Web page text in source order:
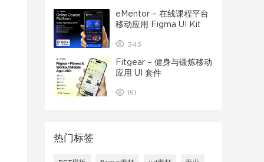
eMentor – 在线课程平台
移动应用 Figma UI Kit
343
Fitgear – 健身与锻炼移动
应用 UI 套件
151
热门标签